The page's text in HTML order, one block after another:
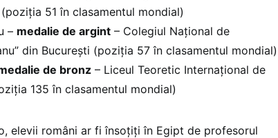
51 în clasamentul mondial)
– medalie de argint – Colegiul Național de
din București (poziția 57 în clasamentul mondial)
de bronz – Liceul Teoretic Internațional de
135 în clasamentul mondial)
elevii români ar fi însoțiți în Egipt de profesorul